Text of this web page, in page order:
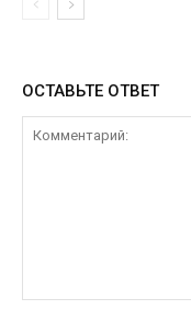
ОСТАВЬТЕ ОТВЕТ